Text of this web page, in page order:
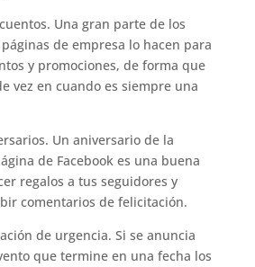
Una gran parte de los
de empresa lo hacen para
y promociones, de forma que
vez en cuando es siempre una
Un aniversario de la
de Facebook es una buena
regalos a tus seguidores y
comentarios de felicitación.
de urgencia. Si se anuncia
que termine en una fecha los